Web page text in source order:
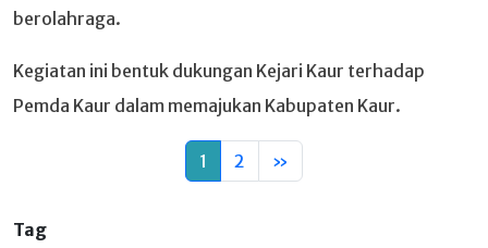
berolahraga.
Kegiatan ini bentuk dukungan Kejari Kaur terhadap
Pemda Kaur dalam memajukan Kabupaten Kaur.
1 2 »
Tag